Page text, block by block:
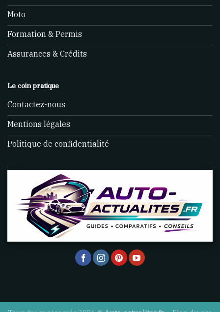
Moto
Formation & Permis
Assurances & Crédits
Le coin pratique
Contactez-nous
Mentions légales
Politique de confidentialité